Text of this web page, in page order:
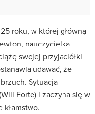
roku, w której główną
nauczycielka
swojej przyjaciółki
udawać, że
Sytuacja
Forte) i zaczyna się w
kłamstwo.